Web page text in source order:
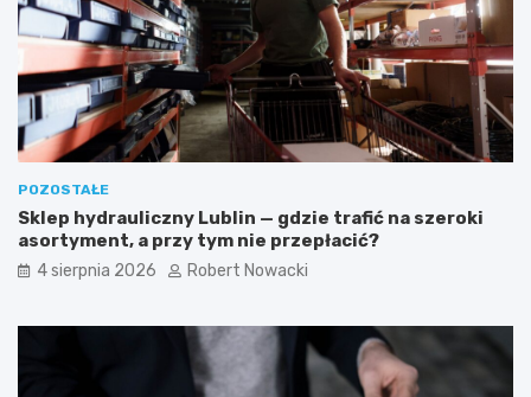
e
s
t
y
c
n
e
i
b
n
e
k
a
z
w
k
i
POZOSTAŁE
Sklep hydrauliczny Lublin — gdzie trafić na szeroki
asortyment, a przy tym nie przepłacić?
4 sierpnia 2026 Robert Nowacki